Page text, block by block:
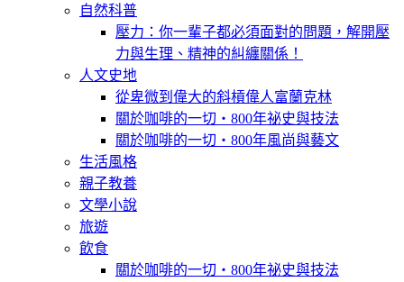
自然科普
壓力：你一輩子都必須面對的問題，解開壓
力與生理、精神的糾纏關係！
人文史地
從卑微到偉大的斜槓偉人富蘭克林
關於咖啡的一切‧800年祕史與技法
關於咖啡的一切‧800年風尚與藝文
生活風格
親子教養
文學小說
旅遊
飲食
關於咖啡的一切‧800年祕史與技法